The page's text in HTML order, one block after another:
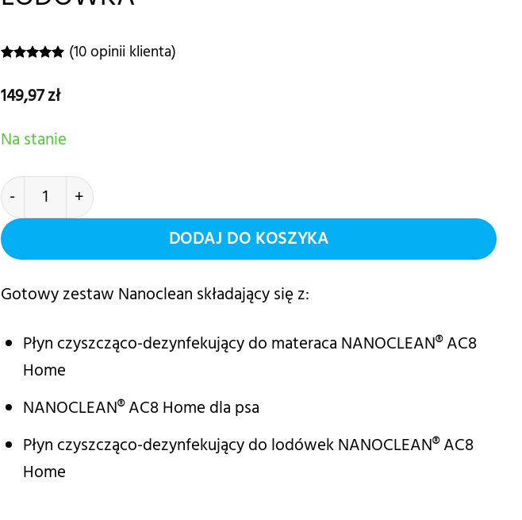
na
klientów
(10opinii klienta)
149,97zł
Na stanie
ilość Zestaw Nanoclean Pies, materac, lodówka
DODAJ DO KOSZYKA
Gotowy zestaw Nanoclean składający się z:
Płyn czyszcząco-dezynfekujący do materaca NANOCLEAN® AC8
Home
NANOCLEAN® AC8 Home dla psa
Płyn czyszcząco-dezynfekujący do lodówek NANOCLEAN® AC8
Home